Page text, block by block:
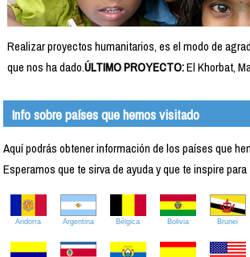
Realizar proyectos humanitarios, es el modo de
que nos ha dado.ÚLTIMO PROYECTO:El Khorbat,
Info sobre países que hemos visitado
Aquí podrás obtener información de los países que
Esperamos que te sirva de ayuda y que te inspire
Andorra Argentina Bélgica Bolivia Brunei